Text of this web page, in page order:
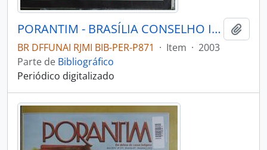
PORANTIM - BRASÍLIA CONSELHO INDIGENISTA MISSIONÁRIO - 2003 - Nº257
BR DFFUNAI RJMI BIB-PER-P871 · Item · 2003
Parte de Bibliográfico
Periódico digitalizado